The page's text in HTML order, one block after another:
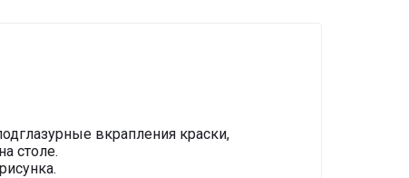
вкрапления краски,
столе.